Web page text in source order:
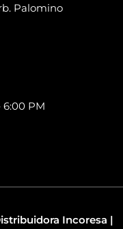
Palomino
6:00 PM
Incoresa |